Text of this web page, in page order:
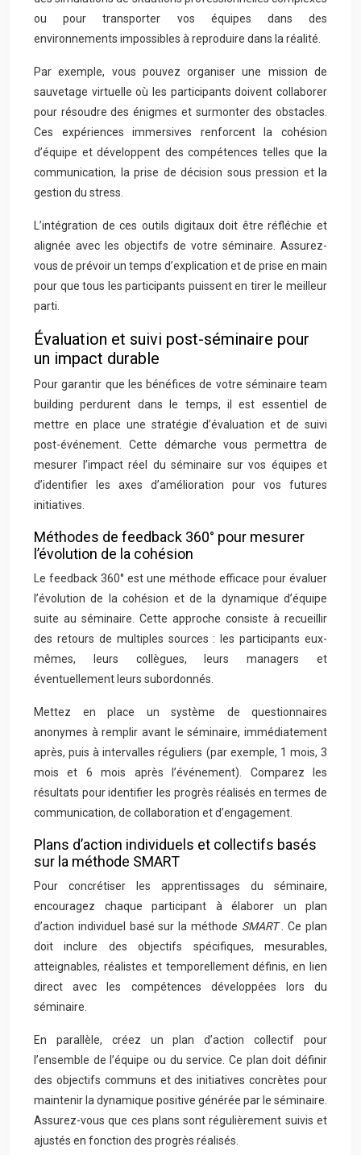
ou pour transporter vos équipes dans des
environnements impossibles à reproduire dans la réalité.
Par exemple, vous pouvez organiser une mission de
sauvetage virtuelle où les participants doivent collaborer
pour résoudre des énigmes et surmonter des obstacles.
Ces expériences immersives renforcent la cohésion
d’équipe et développent des compétences telles que la
communication, la prise de décision sous pression et la
gestion du stress.
L’intégration de ces outils digitaux doit être réfléchie et
alignée avec les objectifs de votre séminaire. Assurez-
vous de prévoir un temps d’explication et de prise en main
pour que tous les participants puissent en tirer le meilleur
parti.
Évaluation et suivi post-séminaire pour
un impact durable
Pour garantir que les bénéfices de votre séminaire team
building perdurent dans le temps, il est essentiel de
mettre en place une stratégie d’évaluation et de suivi
post-événement. Cette démarche vous permettra de
mesurer l’impact réel du séminaire sur vos équipes et
d’identifier les axes d’amélioration pour vos futures
initiatives.
Méthodes de feedback 360° pour mesurer
l’évolution de la cohésion
Le feedback 360° est une méthode efficace pour évaluer
l’évolution de la cohésion et de la dynamique d’équipe
suite au séminaire. Cette approche consiste à recueillir
des retours de multiples sources : les participants eux-
mêmes, leurs collègues, leurs managers et
éventuellement leurs subordonnés.
Mettez en place un système de questionnaires
anonymes à remplir avant le séminaire, immédiatement
après, puis à intervalles réguliers (par exemple, 1 mois, 3
mois et 6 mois après l’événement). Comparez les
résultats pour identifier les progrès réalisés en termes de
communication, de collaboration et d’engagement.
Plans d’action individuels et collectifs basés
sur la méthode SMART
Pour concrétiser les apprentissages du séminaire,
encouragez chaque participant à élaborer un plan
d’action individuel basé sur la méthode SMART . Ce plan
doit inclure des objectifs spécifiques, mesurables,
atteignables, réalistes et temporellement définis, en lien
direct avec les compétences développées lors du
séminaire.
En parallèle, créez un plan d’action collectif pour
l’ensemble de l’équipe ou du service. Ce plan doit définir
des objectifs communs et des initiatives concrètes pour
maintenir la dynamique positive générée par le séminaire.
Assurez-vous que ces plans sont régulièrement suivis et
ajustés en fonction des progrès réalisés.